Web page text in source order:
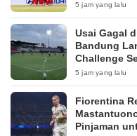
5 jam yang lalu
Usai Gagal
Bandung
Challenge
5 jam yang lalu
Fiorentina
Pinjaman